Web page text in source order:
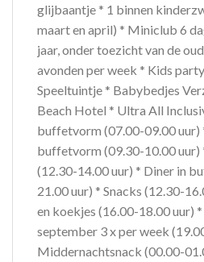
glijbaantje * 1 binnen
maart en april) * Miniclub 6
jaar, onder toezicht van de
avonden per week * Kids
Speeltuintje * Babybedjes
Beach Hotel * Ultra All
buffetvorm (07.00-09.00 uur)
buffetvorm (09.30-10.00 uur)
(12.30-14.00 uur) * Diner in
21.00 uur) * Snacks (12.30-
en koekjes (16.00-18.00 uur)
september 3 x per week
Middernachtsnack (00.00-